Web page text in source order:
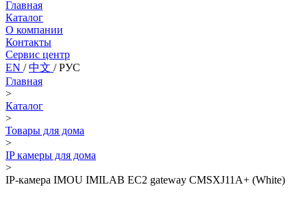
Главная
Каталог
О компании
Контакты
Сервис центр
EN /中文 /РУС
Главная
>
Каталог
>
Товары для дома
>
IP камеры для дома
>
IP-камера IMOU IMILAB EC2 gateway CMSXJ11A+ (White)